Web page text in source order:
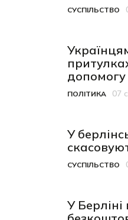
Категорія
СУСПІЛЬСТВО
Дата
допомогу
Категорія
ПОЛІТИКА
Дата 07
У
Категорія
СУСПІЛЬСТВО
Дата
У Берліні